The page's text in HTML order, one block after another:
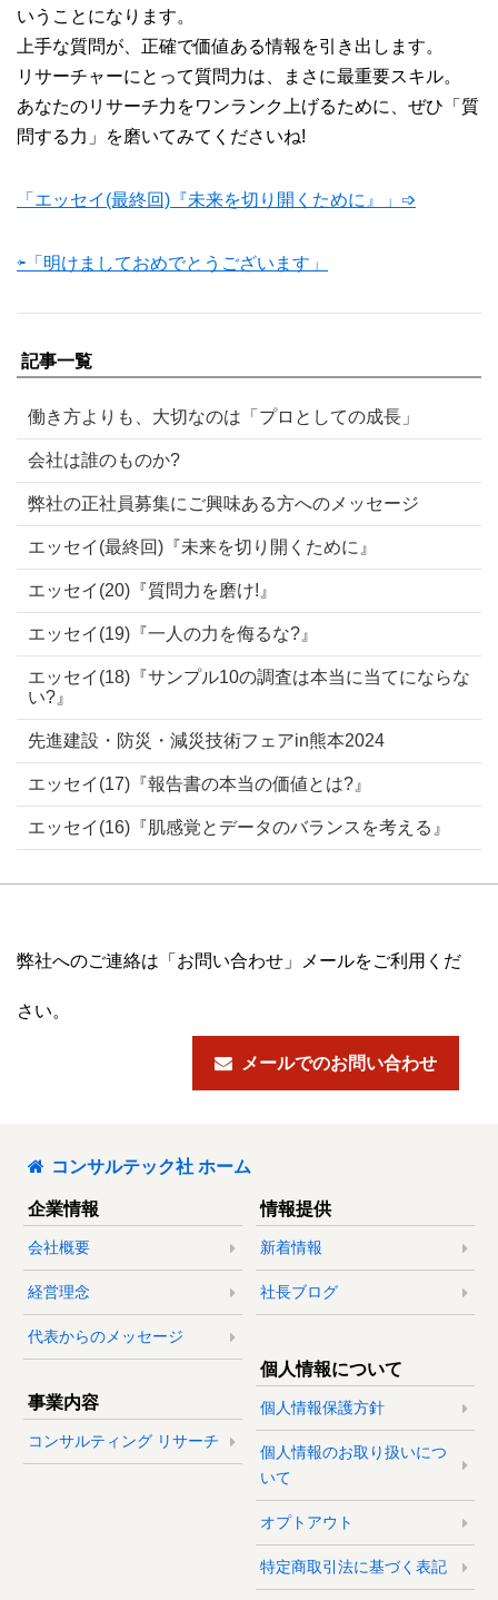
いうことになります。
上手な質問が、正確で価値ある情報を引き出します。
リサーチャーにとって質問力は、まさに最重要スキル。
あなたのリサーチ力をワンランク上げるために、ぜひ「質
問する力」を磨いてみてくださいね!
「エッセイ(最終回)『未来を切り開くために』」➩
⇦「明けましておめでとうございます」
記事一覧
働き方よりも、大切なのは「プロとしての成長」
会社は誰のものか?
弊社の正社員募集にご興味ある方へのメッセージ
エッセイ(最終回)『未来を切り開くために』
エッセイ(20)『質問力を磨け!』
エッセイ(19)『一人の力を侮るな?』
エッセイ(18)『サンプル10の調査は本当に当てにならな
い?』
先進建設・防災・減災技術フェアin熊本2024
エッセイ(17)『報告書の本当の価値とは?』
エッセイ(16)『肌感覚とデータのバランスを考える』
弊社へのご連絡は「お問い合わせ」メールをご利用くだ
さい。
メールでのお問い合わせ
コンサルテック社 ホーム
企業情報
会社概要
経営理念
代表からのメッセージ
事業内容
コンサルティング リサーチ
情報提供
新着情報
社長ブログ
個人情報について
個人情報保護方針
個人情報のお取り扱いにつ
いて
オプトアウト
特定商取引法に基づく表記